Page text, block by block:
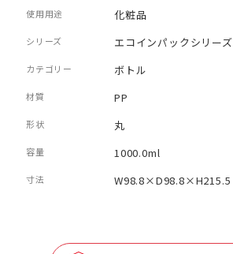
使用用途 化粧品
シリーズ エコインパックシリーズ
カテゴリー ボトル
材質 PP
形状 丸
容量 1000.0ml
寸法 W98.8×D98.8×H215.5